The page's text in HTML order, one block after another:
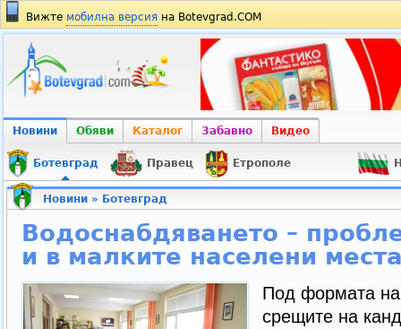
Вижте мобилна версия на Botevgrad.COM
Новини Обяви Каталог Забавно Видео
Ботевград Правец Етрополе
Новини» Ботевград
Водоснабдяването –
и в малките населени
Под формата на
срещите на